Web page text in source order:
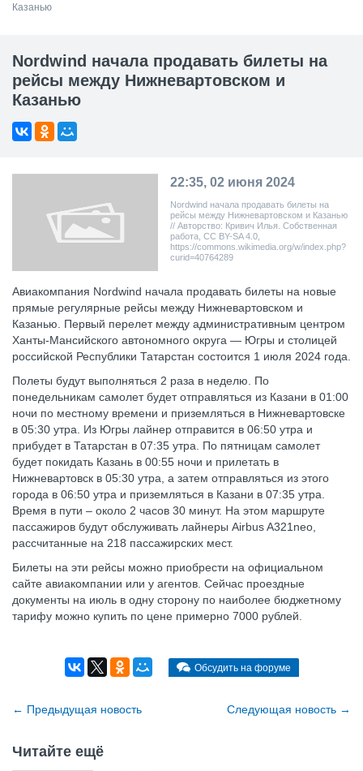
Казанью
Nordwind начала продавать билеты на
рейсы между Нижневартовском и
Казанью
22:35, 02 июня 2024
Nordwind начала продавать билеты на
рейсы между Нижневартовском и Казанью
// Авторство: Кривич Илья. Собственная
работа, CC BY-SA 4.0,
https://commons.wikimedia.org/w/index.php?
curid=40764289
Авиакомпания Nordwind начала продавать билеты на новые
прямые регулярные рейсы между Нижневартовском и
Казанью. Первый перелет между административным центром
Ханты-Мансийского автономного округа — Югры и столицей
российской Республики Татарстан состоится 1 июля 2024 года.
Полеты будут выполняться 2 раза в неделю. По
понедельникам самолет будет отправляться из Казани в 01:00
ночи по местному времени и приземляться в Нижневартовске
в 05:30 утра. Из Югры лайнер отправится в 06:50 утра и
прибудет в Татарстан в 07:35 утра. По пятницам самолет
будет покидать Казань в 00:55 ночи и прилетать в
Нижневартовск в 05:30 утра, а затем отправляться из этого
города в 06:50 утра и приземляться в Казани в 07:35 утра.
Время в пути – около 2 часов 30 минут. На этом маршруте
пассажиров будут обслуживать лайнеры Airbus A321neo,
рассчитанные на 218 пассажирских мест.
Билеты на эти рейсы можно приобрести на официальном
сайте авиакомпании или у агентов. Сейчас проездные
документы на июль в одну сторону по наиболее бюджетному
тарифу можно купить по цене примерно 7000 рублей.
Обсудить на форуме
← Предыдущая новость Cледующая новость →
Читайте ещё